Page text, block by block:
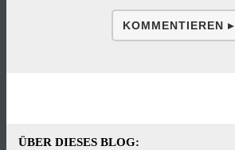
KOMMENTIEREN ▸
ÜBER DIESES BLOG: